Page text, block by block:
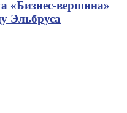
«Бизнес‑вершина»
Эльбруса